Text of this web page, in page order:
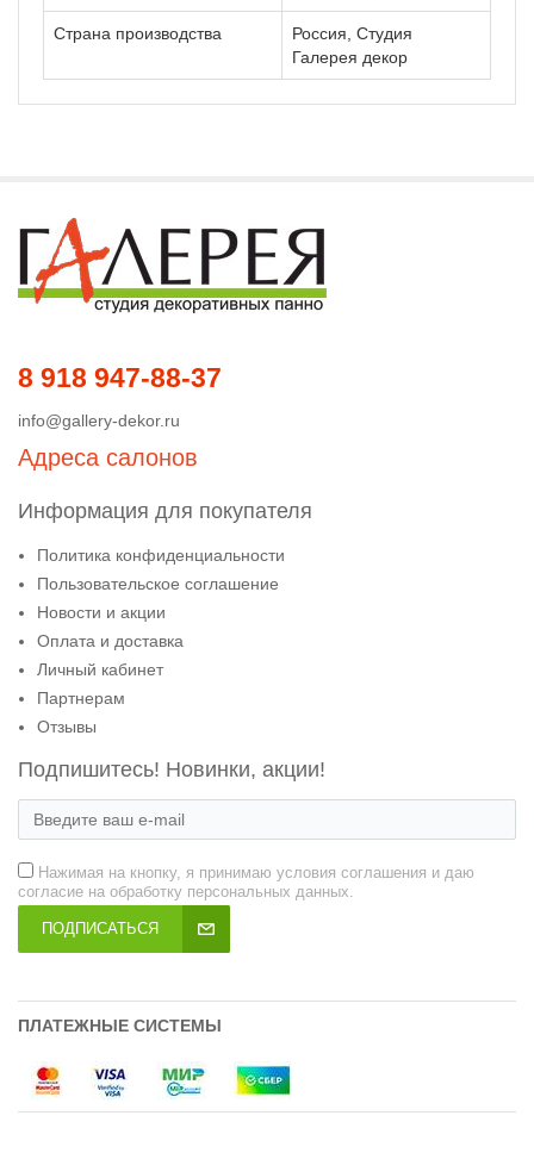
Страна производства
Россия, Студия
Галерея декор
8 918 947-88-37
info@gallery-dekor.ru
Адреса салонов
Информация для покупателя
Политика конфиденциальности
Пользовательское соглашение
Новости и акции
Оплата и доставка
Личный кабинет
Партнерам
Отзывы
Подпишитесь! Новинки, акции!
Нажимая на кнопку, я принимаю условия соглашения и даю
согласие на обработку персональных данных.
ПОДПИСАТЬСЯ
ПЛАТЕЖНЫЕ СИСТЕМЫ